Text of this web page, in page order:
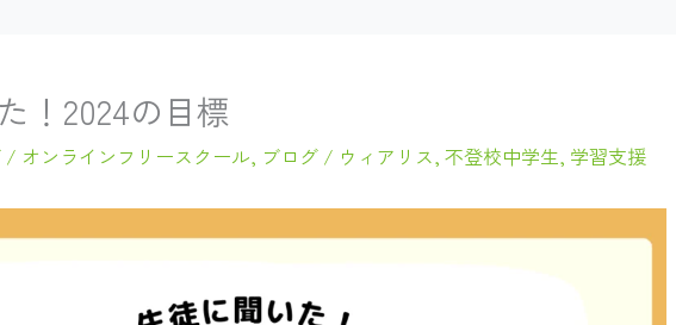
！2024の目標
/ オンラインフリースクール, ブログ / ウィアリス, 不登校中学生, 学習支援